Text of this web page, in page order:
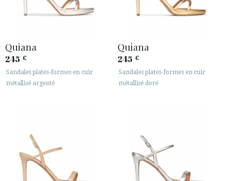
Quiana
245 €
Sandales plates-formes en cuir
métallisé argenté
Quiana
245 €
Sandales plates-formes en cuir
métallisé doré